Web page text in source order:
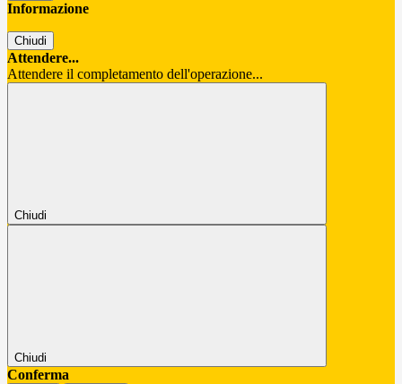
Informazione
Chiudi
Attendere...
Attendere il completamento dell'operazione...
Chiudi
Chiudi
Conferma